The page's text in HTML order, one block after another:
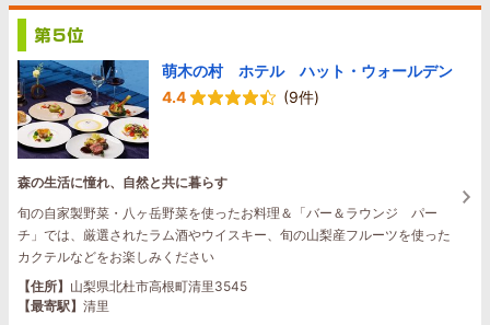
萌木の村 ホテル ハット・ウォールデン
4.4
(9件)
森の生活に憧れ、自然と共に暮らす
旬の自家製野菜・八ヶ岳野菜を使ったお料理＆「バー＆ラウンジ パー
チ」では、厳選されたラム酒やウイスキー、旬の山梨産フルーツを使った
カクテルなどをお楽しみください
【住所】 山梨県北杜市高根町清里3545
【最寄駅】 清里